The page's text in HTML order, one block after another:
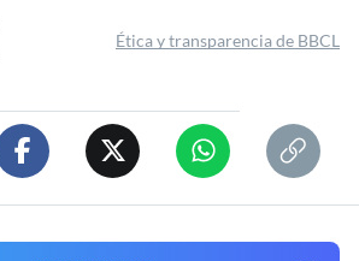
Ética y transparencia de BBCL